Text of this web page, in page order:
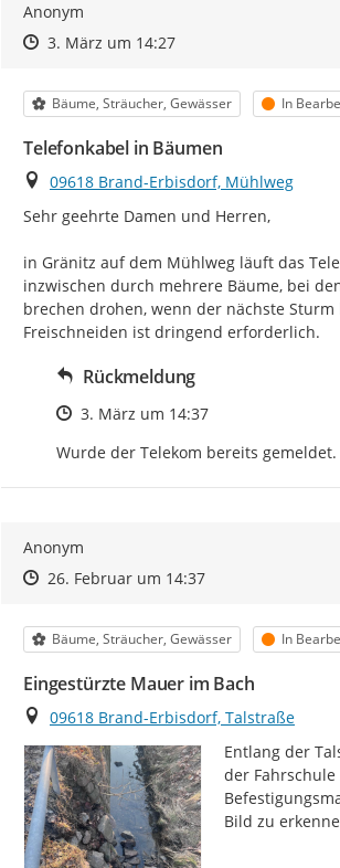
Anonym
Zeitpunkt des Erstellens
Zeitpunkt des Erstellens
3. März um 14:27Zur Äußerung
Kategorie
Bäume, Sträucher, Gewässer Status
In
Telefonkabel in Bäumen
Ort
09618 Brand-Erbisdorf, Mühlweg
Sehr geehrte Damen und Herren,
in Gränitz auf dem Mühlweg läuft das
inzwischen durch mehrere Bäume, bei
brechen drohen, wenn der nächste Sturm
Freischneiden ist dringend erforderlich.
Rückmeldung
Zeitpunkt des Erstellens
3. März um 14:37
Wurde der Telekom bereits gemeldet.
Anonym
Zeitpunkt des Erstellens
Zeitpunkt des Erstellens
26. Februar um 14:37Zur Äußerung
Kategorie
Bäume, Sträucher, Gewässer Status
In
Eingestürzte Mauer im Bach
Ort
09618 Brand-Erbisdorf, Talstraße
Entlang der
der
Bild zu